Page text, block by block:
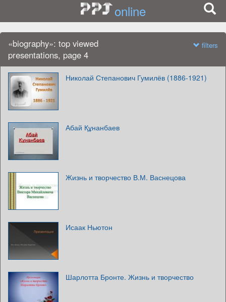
online
«biography»: top viewed
presentations, page 4
filters
Николай Степанович Гумилёв (1886-1921)
Абай Құнанбаев
Жизнь и творчество В.М. Васнецова
Исаак Ньютон
Шарлотта Бронте. Жизнь и творчество